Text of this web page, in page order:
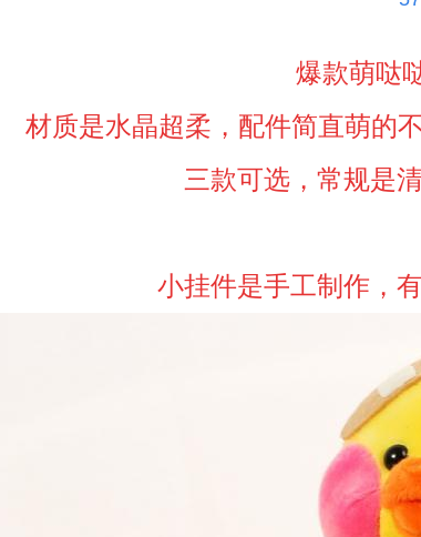
爆款萌哒
材质是水晶超柔，配件简直萌的
三款可选，常规是
小挂件是手工制作，